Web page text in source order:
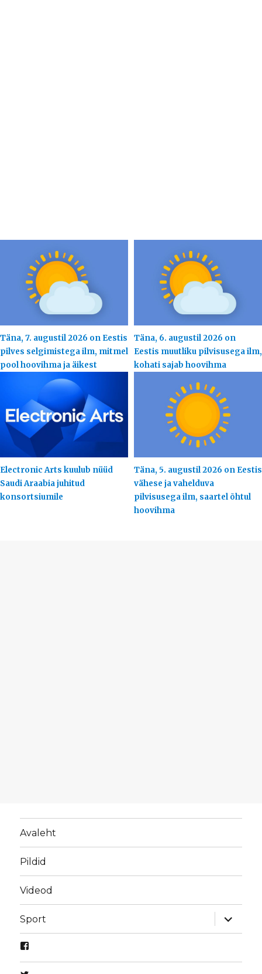
Täna, 7. augustil 2026 on Eestis
pilves selgimistega ilm, mitmel
pool hoovihma ja äikest
Täna, 6. augustil 2026 on
Eestis muutliku pilvisusega ilm,
kohati sajab hoovihma
Electronic Arts kuulub nüüd
Saudi Araabia juhitud
konsortsiumile
Täna, 5. augustil 2026 on Eestis
vähese ja vahelduva
pilvisusega ilm, saartel õhtul
hoovihma
Avaleht
Pildid
Videod
Sport
laienda